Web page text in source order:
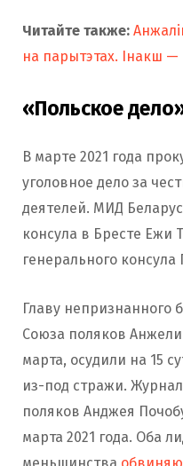
Читайте также:
на парытэтах. Інакш —
«Польское
В марте 2021 года
уголовное дело за
деятелей. МИД
консула в Бресте Ежи
генерального консула
Главу непризнанного
Союза поляков
марта, осудили на 15
из-под стражи.
поляков Анджея
марта 2021 года. Оба